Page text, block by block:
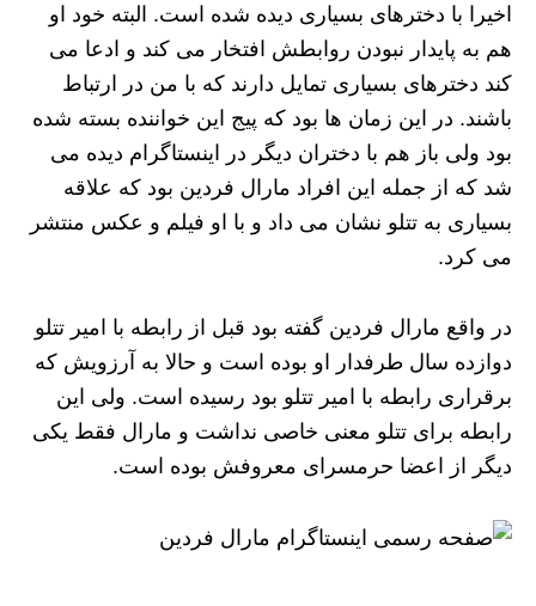
اخیرا با دخترهای بسیاری دیده شده است. البته خود او
هم به پایدار نبودن روابطش افتخار می ‌کند و ادعا می
کند دخترهای بسیاری تمایل دارند که با من در ارتباط
باشند. در این زمان‌ ها بود که پیج این خواننده بسته شده
بود ولی باز هم با دختران دیگر در اینستاگرام دیده می
‌شد که از جمله این افراد مارال فردین بود که علاقه
بسیاری به تتلو نشان می داد و با او فیلم و عکس منتشر
می ‌کرد.
در واقع مارال فردین گفته بود قبل از رابطه با امیر تتلو
دوازده سال طرفدار او بوده است و حالا به آرزویش که
برقراری رابطه با امیر تتلو بود رسیده است. ولی این
رابطه برای تتلو معنی خاصی نداشت و مارال فقط یکی
دیگر از اعضا حرمسرای معروفش بوده است.